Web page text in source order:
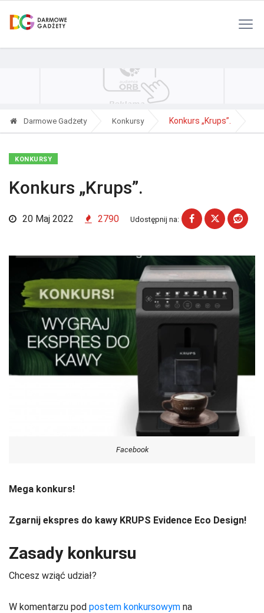
Darmowe Gadżety Konkursy Konkurs „Krups”.
KONKURSY
Konkurs „Krups”.
20 Maj 2022 2790 Udostępnij na:
Facebook
Mega konkurs!
Zgarnij ekspres do kawy KRUPS Evidence Eco Design!
Zasady konkursu
Chcesz wziąć udział?
W komentarzu pod postem konkursowym na